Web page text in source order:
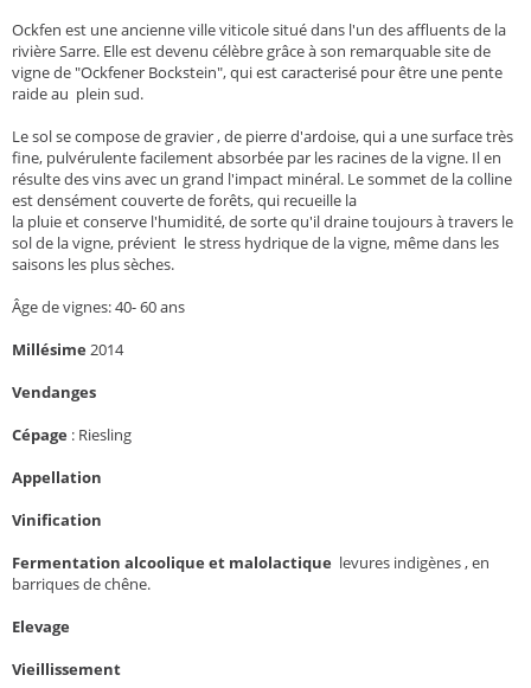
Ockfen est une ancienne ville viticole situé dans l'un des affluents de la
rivière Sarre. Elle est devenu célèbre grâce à son remarquable site de
vigne de "Ockfener Bockstein", qui est caracterisé pour être une pente
raide au plein sud.
Le sol se compose de gravier , de pierre d'ardoise, qui a une surface très
fine, pulvérulente facilement absorbée par les racines de la vigne. Il en
résulte des vins avec un grand l'impact minéral. Le sommet de la colline
est densément couverte de forêts, qui recueille la
la pluie et conserve l'humidité, de sorte qu'il draine toujours à travers le
sol de la vigne, prévient le stress hydrique de la vigne, même dans les
saisons les plus sèches.
Âge de vignes: 40- 60 ans
Millésime 2014
Vendanges
Cépage : Riesling
Appellation
Vinification
Fermentation alcoolique et malolactique levures indigènes , en
barriques de chêne.
Elevage
Vieillissement